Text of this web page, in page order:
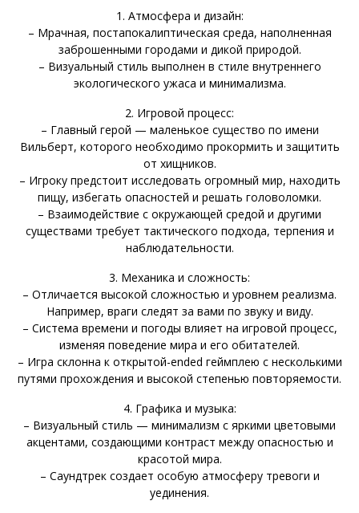
1. Атмосфера и дизайн:
– Мрачная, постапокалиптическая среда, наполненная
заброшенными городами и дикой природой.
– Визуальный стиль выполнен в стиле внутреннего
экологического ужаса и минимализма.
2. Игровой процесс:
– Главный герой — маленькое существо по имени
Вильберт, которого необходимо прокормить и защитить
от хищников.
– Игроку предстоит исследовать огромный мир, находить
пищу, избегать опасностей и решать головоломки.
– Взаимодействие с окружающей средой и другими
существами требует тактического подхода, терпения и
наблюдательности.
3. Механика и сложность:
– Отличается высокой сложностью и уровнем реализма.
Например, враги следят за вами по звуку и виду.
– Система времени и погоды влияет на игровой процесс,
изменяя поведение мира и его обитателей.
– Игра склонна к открытой-ended геймплею с несколькими
путями прохождения и высокой степенью повторяемости.
4. Графика и музыка:
– Визуальный стиль — минимализм с яркими цветовыми
акцентами, создающими контраст между опасностью и
красотой мира.
– Саундтрек создает особую атмосферу тревоги и
уединения.